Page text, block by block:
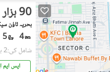
90 ہزار
بحریہ ٹاؤن
4
5
شامل کی:2 ہفتے پہل
ایس ایم